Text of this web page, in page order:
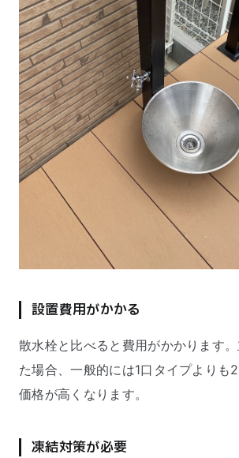
設置費用がかかる
散水栓と比べると費用がかかります
た場合、一般的には1口タイプよりも
価格が高くなります。
凍結対策が必要